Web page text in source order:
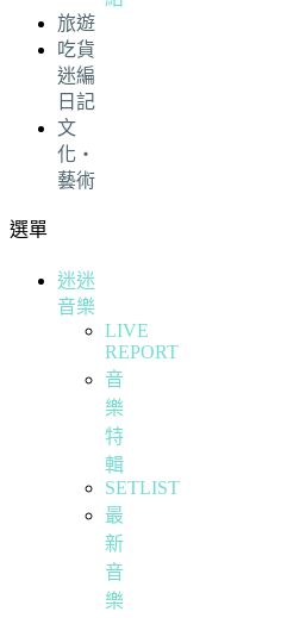
旅遊
吃貨
迷編
日記
文
化・
藝術
選單
迷迷
音樂
LIVE
REPORT
音
樂
特
輯
SETLIST
最
新
音
樂